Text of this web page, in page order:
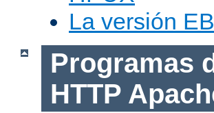
La versión
Programas
HTTP